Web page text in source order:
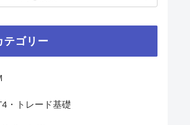
テゴリー
・トレード基礎